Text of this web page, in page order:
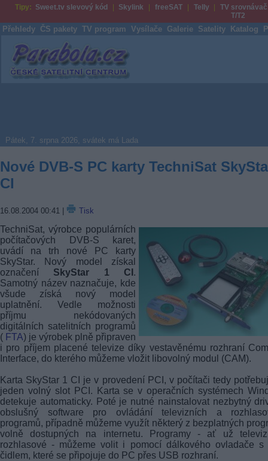
Tipy: Sweet.tv slevový kód Skylink freeSAT Telly
TV srovnávač
T/T2
Přehledy ČS pakety TV program Vysílače Galerie Satelity Katalog
Parabola.cz
Pátek, 7. srpna 2026, svátek má Lada
Nové DVB-S PC karty TechniSat
CI
16.08.2004 00:41 Tisk
TechniSat, výrobce populárních
počítačových DVB-S karet,
uvádí na trh nové PC karty
SkyStar. Nový model získal
označení SkyStar 1 CI .
Samotný název naznačuje, kde
všude získá nový model
uplatnění. Vedle možnosti
příjmu nekódovaných
digitálních satelitních programů
( FTA) je výrobek plně připraven
i pro příjem placené televize díky vestavěnému rozhraní
Interface, do kterého můžeme vložit libovolný modul (CAM).
Karta SkyStar 1 CI je v provedení PCI, v počítači tedy
jeden volný slot PCI. Karta se v operačních systémech
detekuje automaticky. Poté je nutné nainstalovat nezbytný
obslušný software pro ovládání televizních a
programů, případně můžeme využít některý z bezplatných
volně dostupných na internetu. Programy - ať už
rozhlasové - můžeme volit i pomocí dálkového ovladače s
čidlem, které se připojuje do PC přes USB rozhraní.